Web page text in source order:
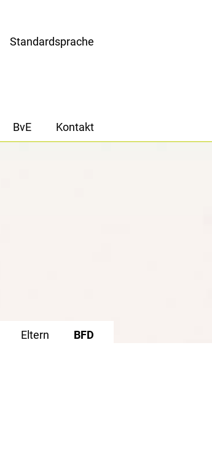
Standardsprache
BvE Kontakt
Eltern BFD